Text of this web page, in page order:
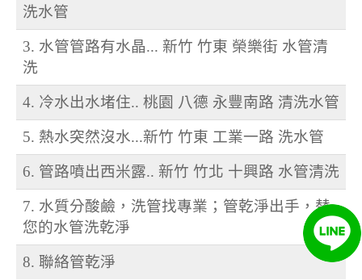
洗水管
3. 水管管路有水晶... 新竹 竹東 榮樂街 水管清
洗
4. 冷水出水堵住.. 桃園 八德 永豐南路 清洗水管
5. 熱水突然沒水...新竹 竹東 工業一路 洗水管
6. 管路噴出西米露.. 新竹 竹北 十興路 水管清洗
7. 水質分酸鹼，洗管找專業；管乾淨出手，替
您的水管洗乾淨
8. 聯絡管乾淨